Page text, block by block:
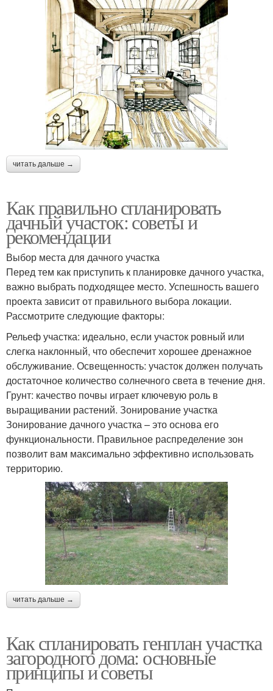
читать дальше →
Как правильно спланировать
дачный участок: советы и
рекомендации
Выбор места для дачного участка
Перед тем как приступить к планировке дачного участка,
важно выбрать подходящее место. Успешность вашего
проекта зависит от правильного выбора локации.
Рассмотрите следующие факторы:
Рельеф участка: идеально, если участок ровный или
слегка наклонный, что обеспечит хорошее дренажное
обслуживание. Освещенность: участок должен получать
достаточное количество солнечного света в течение дня.
Грунт: качество почвы играет ключевую роль в
выращивании растений. Зонирование участка
Зонирование дачного участка – это основа его
функциональности. Правильное распределение зон
позволит вам максимально эффективно использовать
территорию.
читать дальше →
Как спланировать генплан участка
загородного дома: основные
принципы и советы